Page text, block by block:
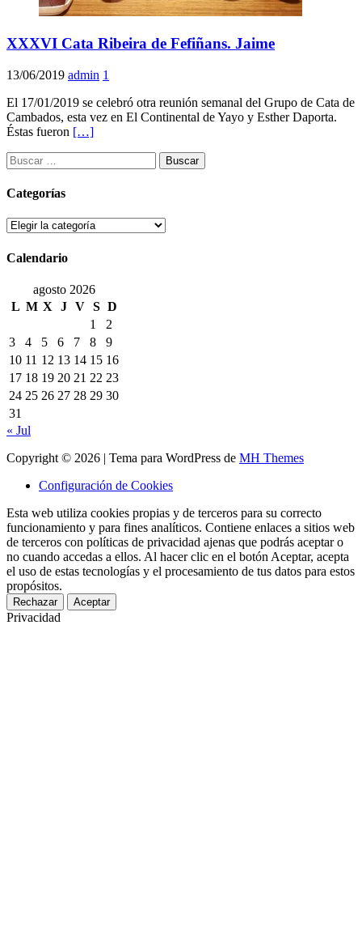
XXXVI Cata Ribeira de Fefiñans. Jaime
13/06/2019 admin 1
El 17/01/2019 se celebró otra reunión semanal del Grupo de Cata de
Cambados, esta vez en El Continental de Yayo y Esther Daporta.
Éstas fueron […]
Buscar:
Categorías
Categorías
Calendario
agosto 2026
L M X J V S D
1
2
3
4 5 6 7 8
9
10 11 12 13 14 15 16
17 18 19 20 21 22 23
24 25 26 27 28 29 30
31
« Jul
Copyright © 2026 | Tema para WordPress de MH Themes
Configuración de Cookies
Esta web utiliza cookies propias y de terceros para su correcto
funcionamiento y para fines analíticos. Contiene enlaces a sitios web
de terceros con políticas de privacidad ajenas que podrás aceptar o
no cuando accedas a ellos. Al hacer clic en el botón Aceptar, acepta
el uso de estas tecnologías y el procesamiento de tus datos para estos
propósitos.
Rechazar Aceptar
Privacidad